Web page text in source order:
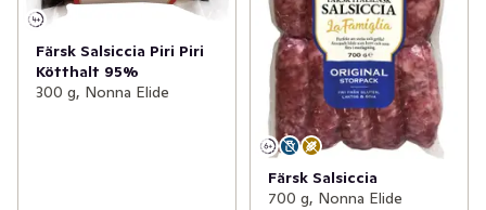
Färsk Salsiccia Piri Piri
Kötthalt 95%
300 g, Nonna Elide
Färsk Salsiccia
700 g, Nonna Elide